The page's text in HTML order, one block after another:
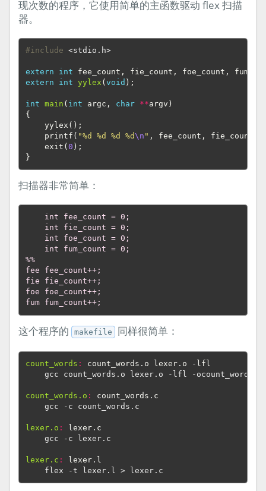
现次数的程序，它使用简单的主函数驱动 flex 扫描
器。
#include <stdio.h>
extern int fee_count , fie_count , foe_count ,
extern
int yylex (void );
int main ( int argc , char **argv )
{
yylex ();
printf ( "%d %d %d %d\n " , fee_count , fie_count
exit (0 );
}
扫描器非常简单：
    int fee_count = 0;
    int fie_count = 0;
    int foe_count = 0;
    int fum_count = 0;
%%
fee fee_count++;
fie fie_count++;
foe foe_count++;
fum fum_count++;
这个程序的 makefile 同样很简单：
count_words : count_words . o lexer . o - lfl
    gcc count_words.o lexer.o -lfl -ocount_words
count_words.o : count_words . c
    gcc -c count_words.c
lexer.o : lexer . c
    gcc -c lexer.c
lexer.c : lexer . l